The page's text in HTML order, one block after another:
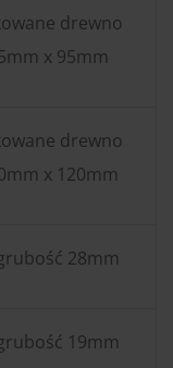
drewno
x 95mm
drewno
x 120mm
28mm
19mm